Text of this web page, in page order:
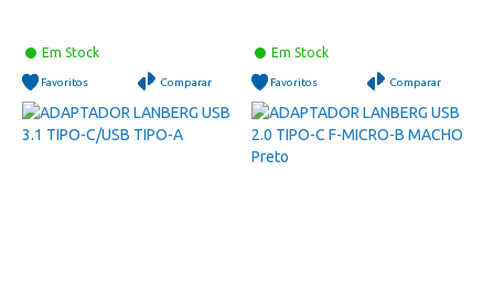
Em Stock
Favoritos Comparar
Em Stock
Favoritos Comparar